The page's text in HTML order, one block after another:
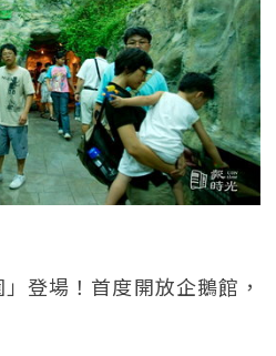
登場！首度開放企鵝館，